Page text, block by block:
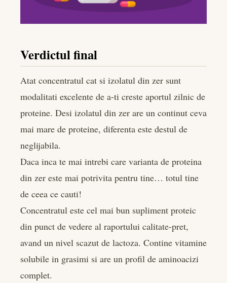
Verdictul final
Atat concentratul cat si izolatul din zer sunt
modalitati excelente de a-ti creste aportul zilnic de
proteine. Desi izolatul din zer are un continut ceva
mai mare de proteine, diferenta este destul de
neglijabila.
Daca inca te mai intrebi care varianta de proteina
din zer este mai potrivita pentru tine… totul tine
de ceea ce cauti!
Concentratul este cel mai bun supliment proteic
din punct de vedere al raportului calitate-pret,
avand un nivel scazut de lactoza. Contine vitamine
solubile in grasimi si are un profil de aminoacizi
complet.